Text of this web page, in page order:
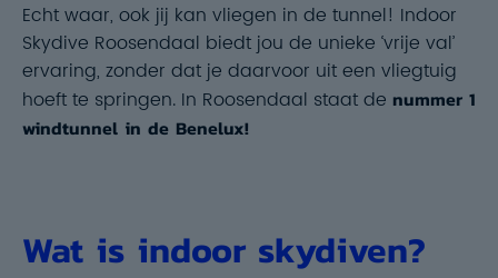
Echt waar, ook jij kan vliegen in de tunnel! Indoor
Skydive Roosendaal biedt jou de unieke ‘vrije val’
ervaring, zonder dat je daarvoor uit een vliegtuig
hoeft te springen. In Roosendaal staat de nummer 1
windtunnel in de Benelux!
Wat is indoor skydiven?